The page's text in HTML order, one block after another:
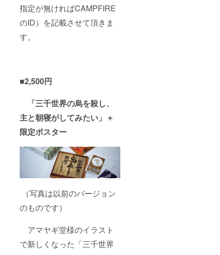
指定が無ければCAMPFIRE
のID）を記載させて頂きま
す。
■2,500円
「三千世界の烏を殺し、
主と朝寝がしてみたい」＋
限定ポスター
（写真は以前のバージョン
のものです）
アマヤギ堂様のイラスト
で新しくなった「三千世界